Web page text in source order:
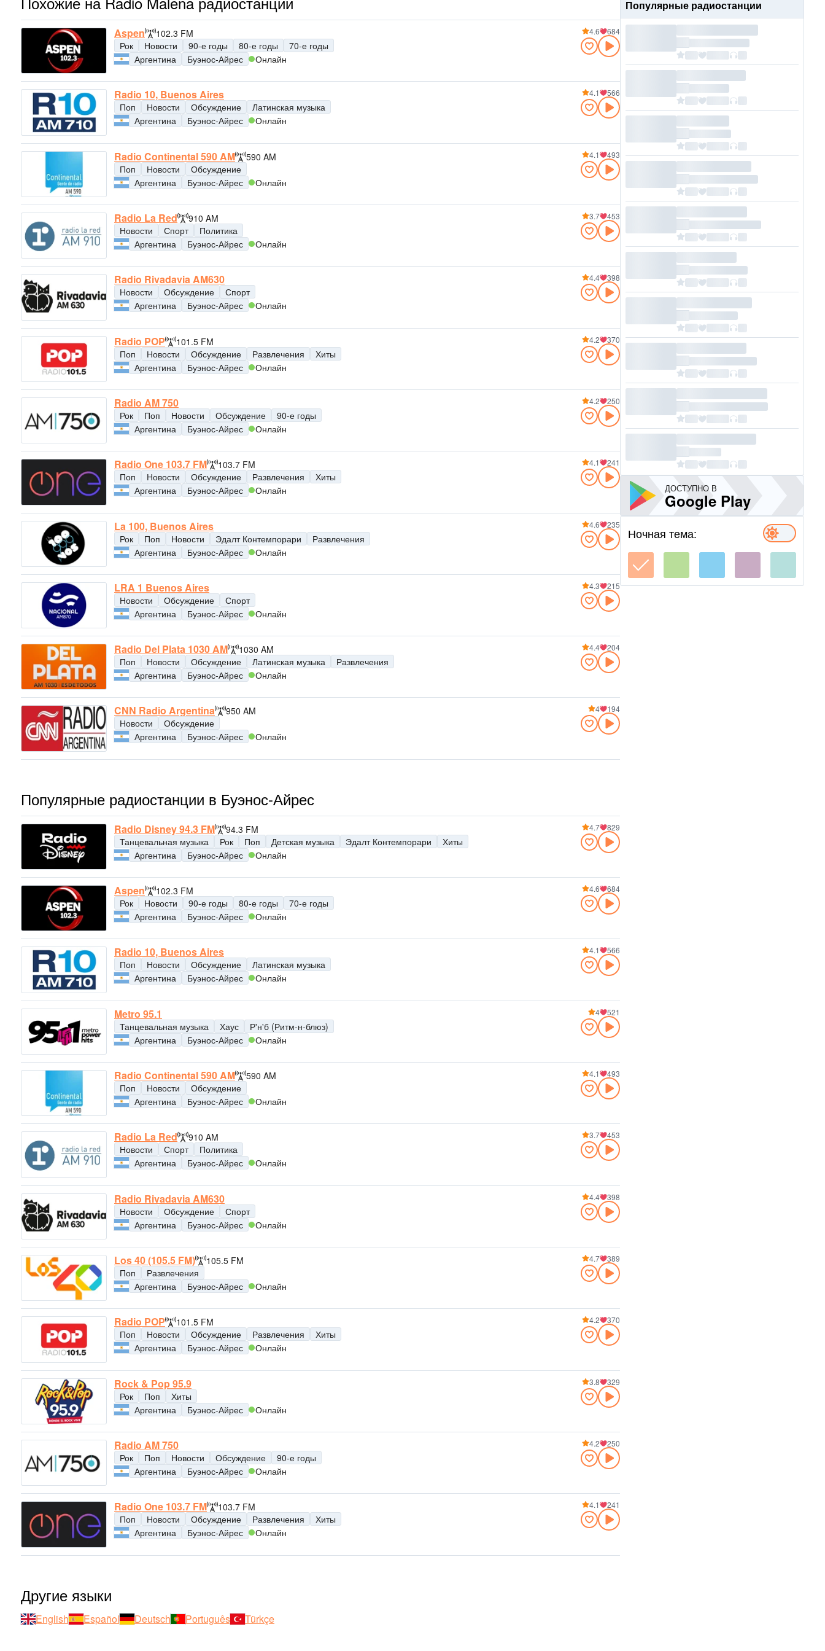
Aspen
102.3 FM
Рок
Новости 90-е годы 80-е годы
70-е годы
Аргентина
Буэнос-Айрес Онлайн
4.6 684
Radio 10, Buenos Aires
Поп Новости Обсуждение
Латинская музыка
Аргентина
Буэнос-Айрес Онлайн
4.1 566
Radio Continental 590 AM
590 AM
Поп
Новости
Обсуждение
Аргентина
Буэнос-Айрес Онлайн
4.1 493
Radio La Red
910 AM
Новости
Спорт
Политика
Аргентина
Буэнос-Айрес Онлайн
3.7 453
Radio Rivadavia AM630
Новости Обсуждение
Спорт
Аргентина
Буэнос-Айрес Онлайн
4.4 398
Radio POP
101.5 FM
Поп
Новости Обсуждение Развлечения
Хиты
Аргентина
Буэнос-Айрес Онлайн
4.2 370
Radio AM 750
Рок Поп Новости Обсуждение
90-е годы
Аргентина
Буэнос-Айрес Онлайн
4.2 250
Radio One 103.7 FM
103.7 FM
Поп
Новости Обсуждение Развлечения
Хиты
Аргентина
Буэнос-Айрес Онлайн
4.1 241
La 100, Buenos Aires
Рок Поп Новости Эдалт Контемпорари
Развлечения
Аргентина
Буэнос-Айрес Онлайн
4.6 235
LRA 1 Buenos Aires
Новости Обсуждение
Спорт
Аргентина
Буэнос-Айрес Онлайн
4.3 215
Radio Del Plata 1030 AM
1030 AM
Поп
Новости Обсуждение Латинская музыка
Развлечения
Аргентина
Буэнос-Айрес Онлайн
4.4 204
CNN Radio Argentina
950 AM
Новости
Обсуждение
Аргентина
Буэнос-Айрес Онлайн
4 194
Популярные радиостанции в Буэнос-Айрес
Radio Disney 94.3 FM
94.3 FM
Танцевальная музыка
Рок Поп Детская музыка Эдалт Контемпорари
Хиты
Аргентина
Буэнос-Айрес Онлайн
4.7 829
Aspen
102.3 FM
Рок
Новости 90-е годы 80-е годы
70-е годы
Аргентина
Буэнос-Айрес Онлайн
4.6 684
Radio 10, Buenos Aires
Поп Новости Обсуждение
Латинская музыка
Аргентина
Буэнос-Айрес Онлайн
4.1 566
Metro 95.1
Танцевальная музыка Хаус
Р'н'б (Ритм-н-блюз)
Аргентина
Буэнос-Айрес Онлайн
4 521
Radio Continental 590 AM
590 AM
Поп
Новости
Обсуждение
Аргентина
Буэнос-Айрес Онлайн
4.1 493
Radio La Red
910 AM
Новости
Спорт
Политика
Аргентина
Буэнос-Айрес Онлайн
3.7 453
Radio Rivadavia AM630
Новости Обсуждение
Спорт
Аргентина
Буэнос-Айрес Онлайн
4.4 398
Los 40 (105.5 FM)
105.5 FM
Поп
Развлечения
Аргентина
Буэнос-Айрес Онлайн
4.7 389
Radio POP
101.5 FM
Поп
Новости Обсуждение Развлечения
Хиты
Аргентина
Буэнос-Айрес Онлайн
4.2 370
Rock & Pop 95.9
Рок Поп
Хиты
Аргентина
Буэнос-Айрес Онлайн
3.8 329
Radio AM 750
Рок Поп Новости Обсуждение
90-е годы
Аргентина
Буэнос-Айрес Онлайн
4.2 250
Radio One 103.7 FM
103.7 FM
Поп
Новости Обсуждение Развлечения
Хиты
Аргентина
Буэнос-Айрес Онлайн
4.1 241
Другие языки
English Español Deutsch Português Türkçe
Популярные радиостанции
ДОСТУПНО В
Google Play
Ночная тема: